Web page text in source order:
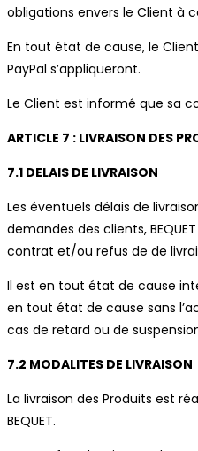
obligations envers le Client à
En tout état de cause, le
PayPal s’appliqueront.
Le Client est informé que sa
ARTICLE 7 : LIVRAISON DES
7.1 DELAIS DE LIVRAISON
Les éventuels délais de
demandes des clients,
contrat et/ou refus de de
Il est en tout état de cause
en tout état de cause sans
cas de retard ou de
7.2 MODALITES DE LIVRAISON
La livraison des Produits est
BEQUET.